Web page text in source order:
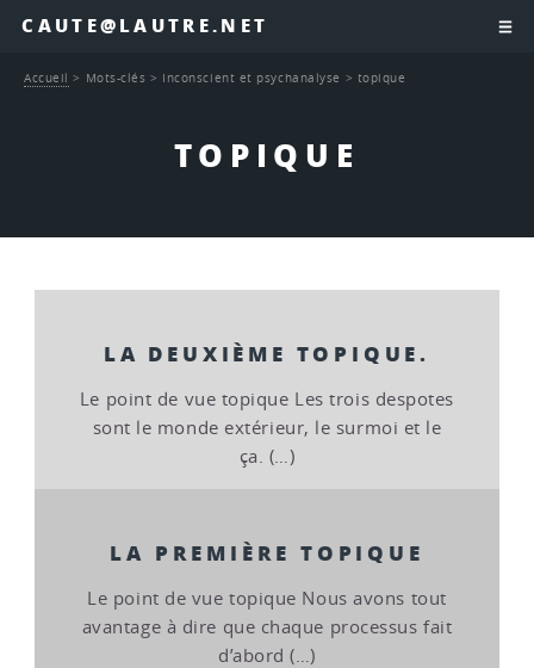
CAUTE@LAUTRE.NET
TOPIQUE
Accueil > Mots-clés > Inconscient et psychanalyse > topique
LA DEUXIÈME TOPIQUE.
Le point de vue topique Les trois despotes
sont le monde extérieur, le surmoi et le
ça. (…)
LA PREMIÈRE TOPIQUE
Le point de vue topique Nous avons tout
avantage à dire que chaque processus fait
d’abord (…)